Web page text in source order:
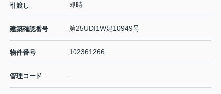
引渡し 即時
建築確認番号 第25UDI1W建10949号
物件番号 102361266
管理コード -